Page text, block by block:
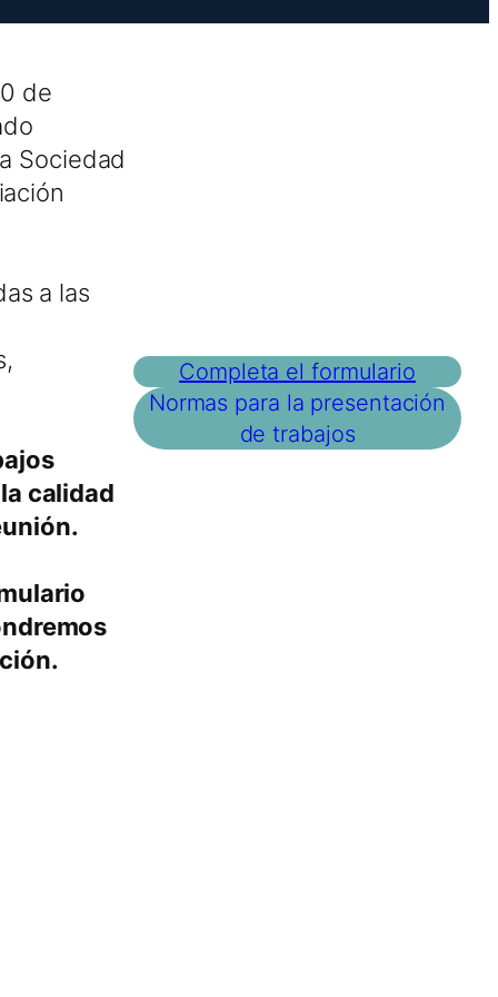
de
Sociedad
a las
calidad
Completa el formulario
Normas para la presentación
de trabajos